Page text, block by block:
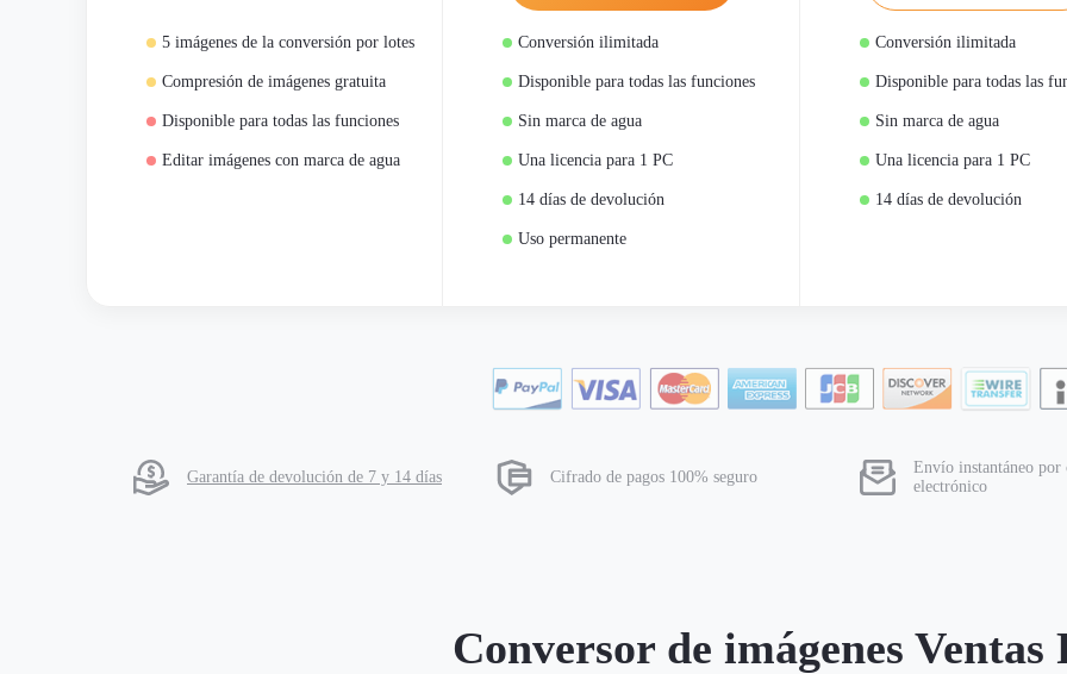
5 imágenes de la conversión por lotes
Compresión de imágenes gratuita
Disponible para todas las funciones
Editar imágenes con marca de agua
Conversión ilimitada
Disponible para todas las funciones
Sin marca de agua
Una licencia para 1 PC
14 días de devolución
Uso permanente
Conversión ilimitada
Disponible para todas las
Sin marca de agua
Una licencia para 1 PC
14 días de devolución
Garantía de devolución de 7 y 14 días Cifrado de pagos 100% seguro
Envío instantáneo por
electrónico
Conversor de imágenes Ventas